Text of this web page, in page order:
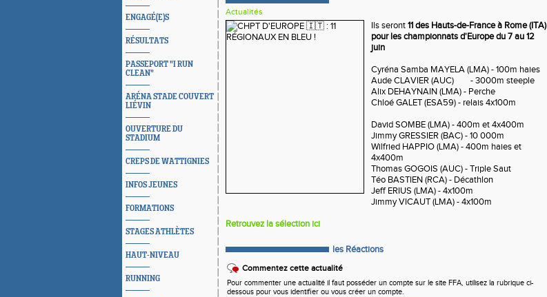
ENGAGÉ(E)S
RÉSULTATS
PASSEPORT "I RUN
CLEAN"
ARÉNA STADE COUVERT
LIÉVIN
OUVERTURE DU
STADIUM
CREPS DE WATTIGNIES
INFOS JEUNES
FORMATIONS
STAGES ATHLÈTES
HAUT-NIVEAU
RUNNING
Actualités
Ils seront11 des Hauts-de-France à Rome (ITA)
pour les championnats d'Europe du 7 au 12
juin
Cyréna Samba MAYELA (LMA) - 100m haies
Aude CLAVIER (AUC)
- 3000m steeple
Alix DEHAYNAIN (LMA) - Perche
Chloé GALET (ESA59) - relais 4x100m
David SOMBE (LMA) - 400m et 4x400m
Jimmy GRESSIER (BAC) - 10 000m
Wilfried HAPPIO (LMA) - 400m haies et
4x400m
Thomas GOGOIS (AUC) - Triple Saut
Téo BASTIEN (RCA) - Décathlon
Jeff ERIUS (LMA) - 4x100m
Jimmy VICAUT (LMA) - 4x100m
Retrouvez la sélection ici
les Réactions
Commentez cette actualité
Pour commenter une actualité il faut posséder un compte sur le site FFA, utilisez la rubrique ci-
dessous pour vous identifier ou vous créer un compte.